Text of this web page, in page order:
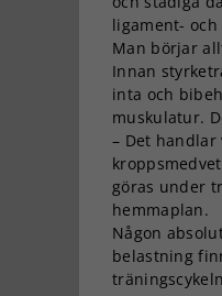
ligament-
Man börjar
Innan
inta och
muskulatur.
– Det handlar
göras under
hemmaplan.
Någon
belastning